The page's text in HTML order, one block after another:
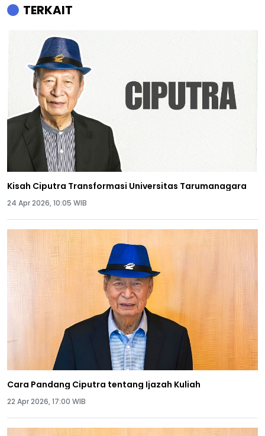
TERKAIT
Kisah Ciputra Transformasi Universitas Tarumanagara
24 Apr 2026, 10:05 WIB
Cara Pandang Ciputra tentang Ijazah Kuliah
22 Apr 2026, 17:00 WIB